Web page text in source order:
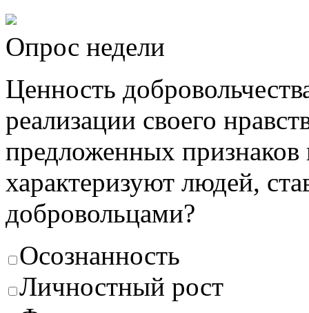
Опрос недели
Ценность
реализации своего
предложенных признаков
характеризуют людей,
добровольцами?
Осознанность
Личностный рост